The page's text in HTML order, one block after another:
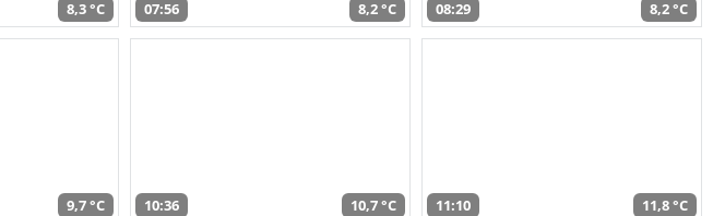
8,3 °C 07:56 8,2 °C 08:29 8,2 °C
9,7 °C 10:36 10,7 °C 11:10 11,8 °C